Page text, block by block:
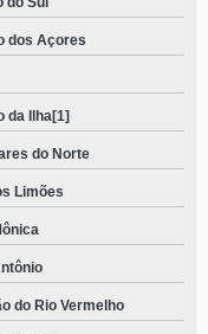
dos Açores
da Ilha[1]
do Norte
Limões
do Rio Vermelho